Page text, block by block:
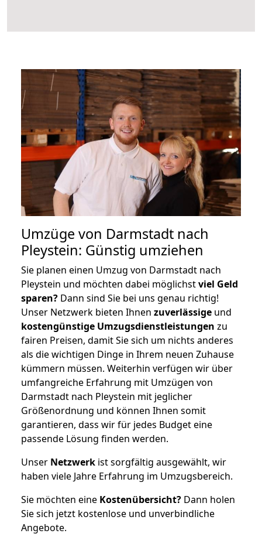
Umzüge von Darmstadt nach
Pleystein: Günstig umziehen
Sie planen einen Umzug von Darmstadt nach
Pleystein und möchten dabei möglichstviel Geld
sparen? Dann sind Sie bei uns genau richtig!
Unser Netzwerk bieten Ihnen zuverlässige und
kostengünstige Umzugsdienstleistungen zu
fairen Preisen, damit Sie sich um nichts anderes
als die wichtigen Dinge in Ihrem neuen Zuhause
kümmern müssen. Weiterhin verfügen wir über
umfangreiche Erfahrung mit Umzügen von
Darmstadt nach Pleystein mit jeglicher
Größenordnung und können Ihnen somit
garantieren, dass wir für jedes Budget eine
passende Lösung finden werden.
Unser Netzwerk ist sorgfältig ausgewählt, wir
haben viele Jahre Erfahrung im Umzugsbereich.
Sie möchten eine Kostenübersicht? Dann holen
Sie sich jetzt kostenlose und unverbindliche
Angebote.